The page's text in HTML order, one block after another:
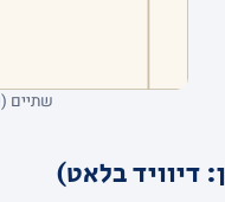
שתיים (20)
בלאט)